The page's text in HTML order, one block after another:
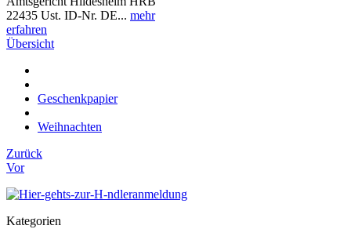
22435 Ust. ID-Nr. DE... mehr
erfahren
Übersicht
Geschenkpapier
Weihnachten
Zurück
Vor
Kategorien